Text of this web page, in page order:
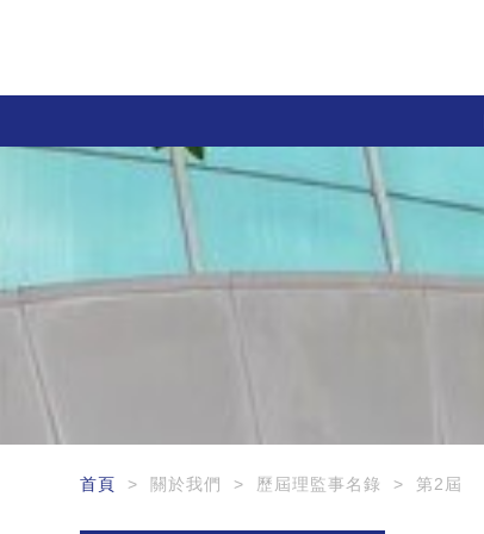
首頁 > 關於我們 > 歷屆理監事名錄 > 第2屆